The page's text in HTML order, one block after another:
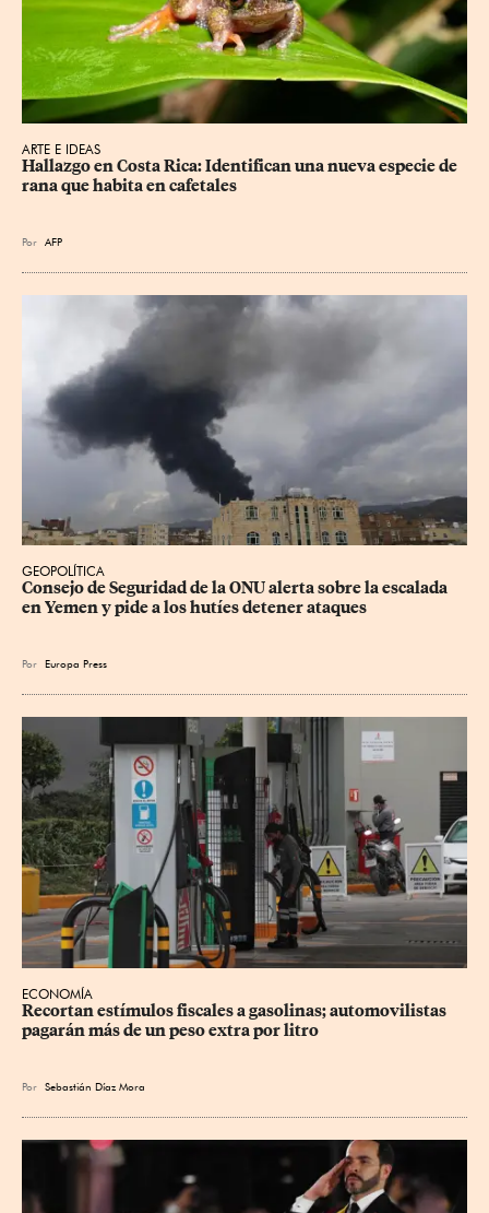
ARTE E IDEAS
Hallazgo en Costa Rica: Identifican una nueva especie de
rana que habita en cafetales
Por AFP
GEOPOLÍTICA
Consejo de Seguridad de la ONU alerta sobre la escalada
en Yemen y pide a los hutíes detener ataques
Por Europa Press
ECONOMÍA
Recortan estímulos fiscales a gasolinas; automovilistas
pagarán más de un peso extra por litro
Por Sebastián Díaz Mora